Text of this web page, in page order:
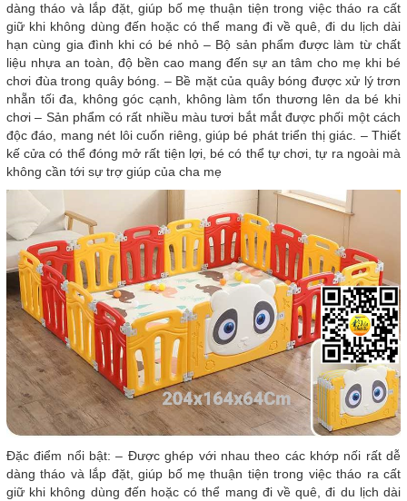
dàng tháo và lắp đặt, giúp bố mẹ thuận tiện trong việc tháo ra cất
giữ khi không dùng đến hoặc có thể mang đi về quê, đi du lịch dài
hạn cùng gia đình khi có bé nhỏ – Bộ sản phẩm được làm từ chất
liệu nhựa an toàn, độ bền cao mang đến sự an tâm cho mẹ khi bé
chơi đùa trong quây bóng. – Bề mặt của quây bóng được xử lý trơn
nhẵn tối đa, không góc cạnh, không làm tổn thương lên da bé khi
chơi – Sản phẩm có rất nhiều màu tươi bắt mắt được phối một cách
độc đáo, mang nét lôi cuốn riêng, giúp bé phát triển thị giác. – Thiết
kế cửa có thể đóng mở rất tiện lợi, bé có thể tự chơi, tự ra ngoài mà
không cần tới sự trợ giúp của cha mẹ
Đặc điểm nổi bật: – Được ghép với nhau theo các khớp nối rất dễ
dàng tháo và lắp đặt, giúp bố mẹ thuận tiện trong việc tháo ra cất
giữ khi không dùng đến hoặc có thể mang đi về quê, đi du lịch dài